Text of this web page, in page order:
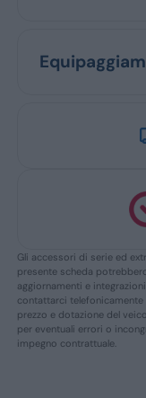
Gli accessori di serie ed
presente scheda
aggiornamenti e
contattarci
prezzo e dotazione del
per eventuali errori o
impegno contrattuale.